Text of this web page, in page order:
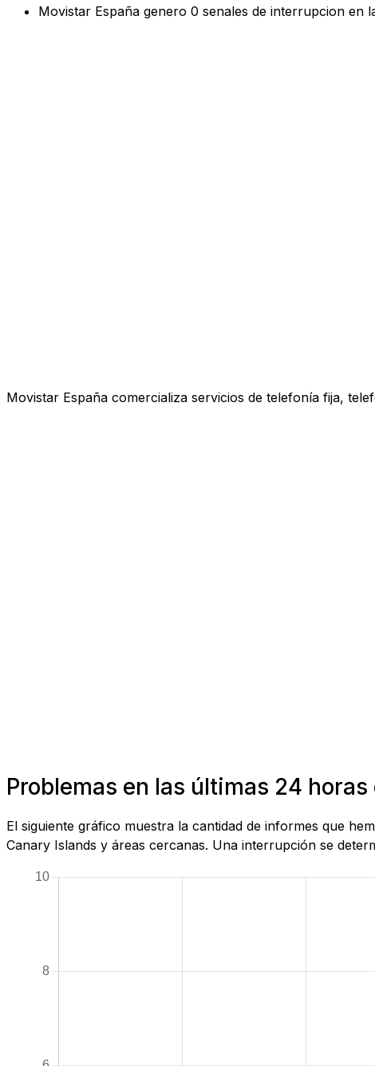
Movistar España genero 0 senales de interrupcion en
Movistar España comercializa servicios de telefonía fija,
Problemas en las últimas 24
El siguiente gráfico muestra la cantidad de informes que
Canary Islands y áreas cercanas. Una interrupción se